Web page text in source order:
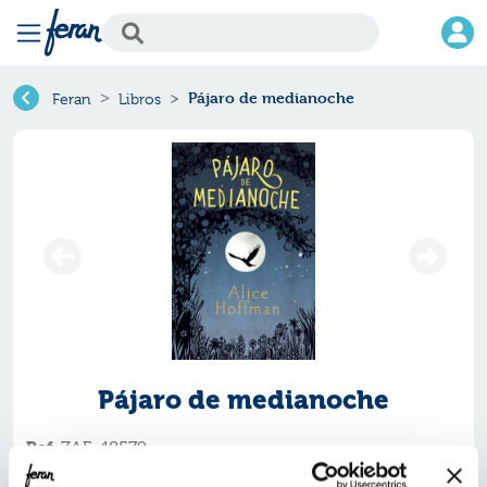
Feran Libros Pájaro de medianoche
Pájaro de medianoche
Ref. ZAF-48579
ISBN: